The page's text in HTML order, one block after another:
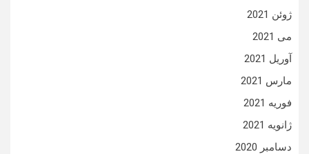
ژوئن 2021
می 2021
آوریل 2021
مارس 2021
فوریه 2021
ژانویه 2021
دسامبر 2020